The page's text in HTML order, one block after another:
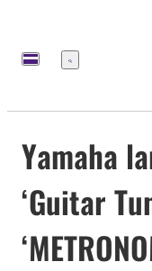
Menu
Yamaha
‘Guitar